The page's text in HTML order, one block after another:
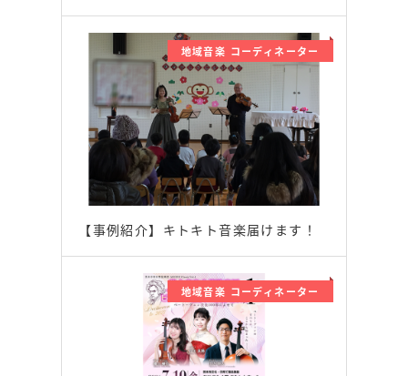
地域音楽 コーディネーター
【事例紹介】キトキト音楽届けます！
地域音楽 コーディネーター